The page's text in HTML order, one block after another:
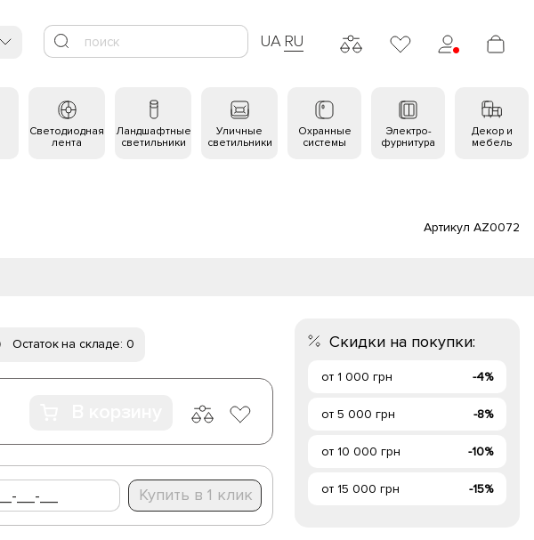
UA RU
Светодиодная
лента
Ландшафтные
светильники
Уличные
светильники
Охранные
системы
Электро-
фурнитура
Декор и
мебель
Артикул AZ0072
Остаток на складе: 0
Купить в 1 клик
Скидки на покупки:
от 1 000 грн -4%
от 5 000 грн -8%
от 10 000 грн -10%
от 15 000 грн -15%